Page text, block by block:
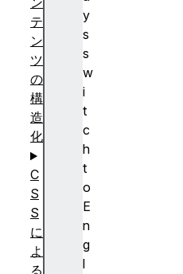
y
s
s
w
i
t
c
h
t
o
E
n
g
l
テ
ン
ツ
の
構
造
化
C
S
S
に
よ
る